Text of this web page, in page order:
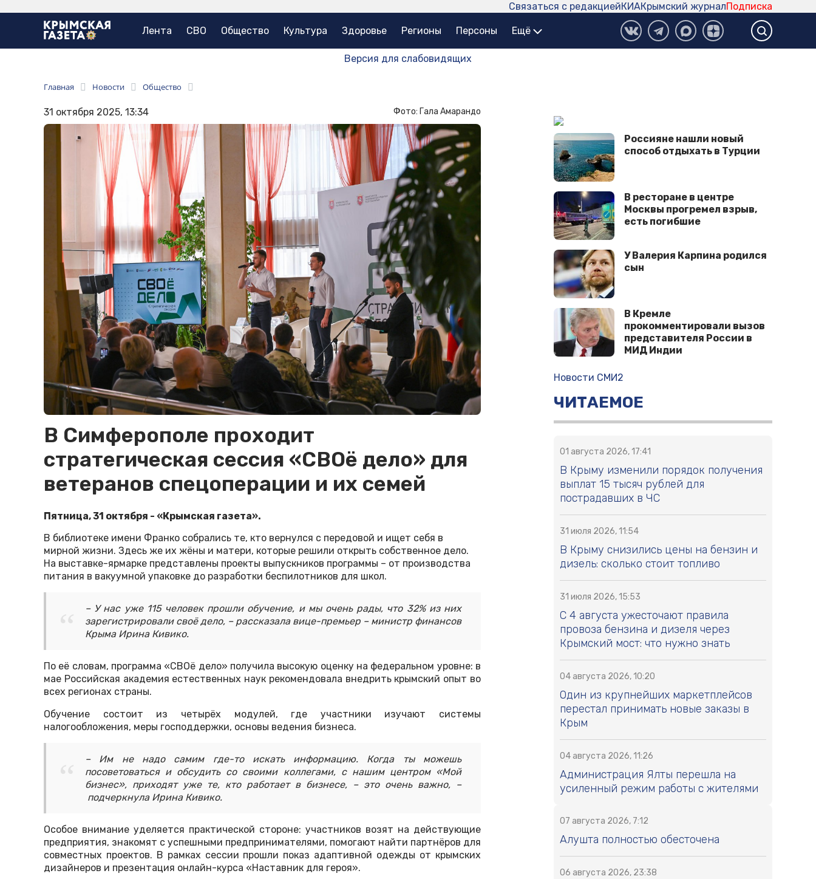
Подписка
Крымский журнал
КИА
Связаться с редакцией
Лента СВО Общество Культура Здоровье Регионы Персоны Ещё
Версия для слабовидящих
Главная Новости Общество
31 октября 2025, 13:34 Фото: Гала Амарандо
В Симферополе проходит
стратегическая сессия «СВОё дело» для
ветеранов спецоперации и их семей
Пятница, 31 октября - «Крымская газета».
В библиотеке имени Франко собрались те, кто вернулся с передовой и ищет себя в
мирной жизни. Здесь же их жёны и матери, которые решили открыть собственное дело.
На выставке-ярмарке представлены проекты выпускников программы – от производства
питания в вакуумной упаковке до разработки беспилотников для школ.
– У нас уже 115 человек прошли обучение, и мы очень рады, что 32% из них
зарегистрировали своё дело, – рассказала вице-премьер – министр финансов
Крыма Ирина Кивико.
По её словам, программа «СВОё дело» получила высокую оценку на федеральном уровне: в
мае Российская академия естественных наук рекомендовала внедрить крымский опыт во
всех регионах страны.
Обучение состоит из четырёх модулей, где участники изучают системы
налогообложения, меры господдержки, основы ведения бизнеса.
– Им не надо самим где-то искать информацию. Когда ты можешь
посоветоваться и обсудить со своими коллегами, с нашим центром «Мой
бизнес», приходят уже те, кто работает в бизнесе, – это очень важно, –
подчеркнула Ирина Кивико.
Особое внимание уделяется практической стороне: участников возят на действующие
предприятия, знакомят с успешными предпринимателями, помогают найти партнёров для
совместных проектов. В рамках сессии прошли показ адаптивной одежды от крымских
дизайнеров и презентация онлайн-курса «Наставник для героя».
Россияне нашли новый
способ отдыхать в Турции
В ресторане в центре
Москвы прогремел взрыв,
есть погибшие
У Валерия Карпина родился
сын
В Кремле
прокомментировали вызов
представителя России в
МИД Индии
Новости СМИ2
ЧИТАЕМОЕ
01 августа 2026, 17:41
В Крыму изменили порядок получения
выплат 15 тысяч рублей для
пострадавших в ЧС
31 июля 2026, 11:54
В Крыму снизились цены на бензин и
дизель: сколько стоит топливо
31 июля 2026, 15:53
С 4 августа ужесточают правила
провоза бензина и дизеля через
Крымский мост: что нужно знать
04 августа 2026, 10:20
Один из крупнейших маркетплейсов
перестал принимать новые заказы в
Крым
04 августа 2026, 11:26
Администрация Ялты перешла на
усиленный режим работы с жителями
07 августа 2026, 7:12
Алушта полностью обесточена
06 августа 2026, 23:38